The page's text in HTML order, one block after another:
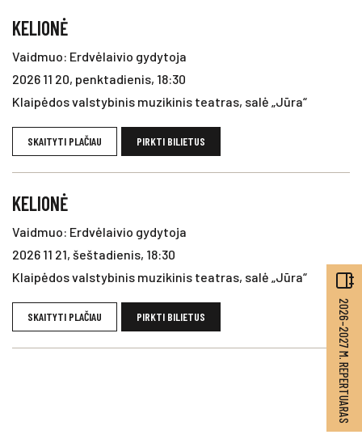
KELIONĖ
Vaidmuo: Erdvėlaivio gydytoja
2026 11 20, penktadienis, 18:30
Klaipėdos valstybinis muzikinis teatras, salė „Jūra“
SKAITYTI PLAČIAU PIRKTI BILIETUS
KELIONĖ
Vaidmuo: Erdvėlaivio gydytoja
2026 11 21, šeštadienis, 18:30
Klaipėdos valstybinis muzikinis teatras, salė „Jūra“
SKAITYTI PLAČIAU PIRKTI BILIETUS 2026–2027 M. REPERTUARAS